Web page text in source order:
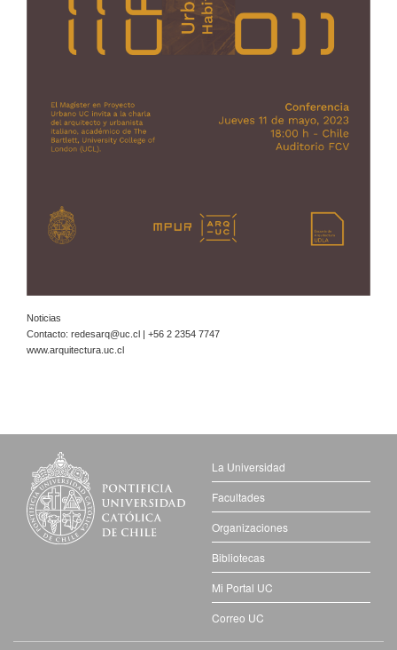
Noticias
Contacto: redesarq@uc.cl | +56 2 2354 7747
www.arquitectura.uc.cl
La Universidad
Facultades
Organizaciones
Bibliotecas
Mi Portal UC
Correo UC